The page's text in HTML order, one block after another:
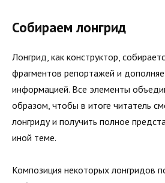
Собираем лонгрид
Лонгрид, как конструктор,
фрагментов репортажей и
информацией. Все элементы
образом, чтобы в итоге читатель
лонгриду и получить полное
иной теме.
Композиция некоторых лонгридов